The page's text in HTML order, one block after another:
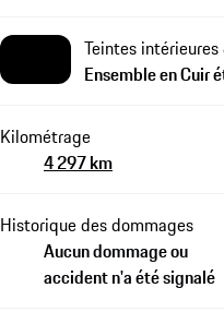
Teintes
Ensemble en Cuir
Kilométrage
4 297 km
Historique des dommages
Aucun dommage ou
accident n'a été signalé